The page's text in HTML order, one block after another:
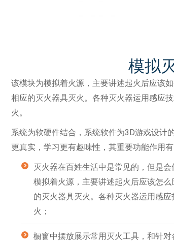
模拟
该模块为模拟着火源，主要讲述起火后应该
相应的灭火器具灭火。各种灭火器运用感应
火。
系统为软硬件结合，系统软件为3D游戏设计
更真实，学习更有趣味性，其重要功能作用有
灭火器在百姓生活中是常见的，但是
模拟着火源，主要讲述起火后应该怎
的灭火器具灭火。各种灭火器运用感
火；
橱窗中摆放展示常用灭火工具，和针